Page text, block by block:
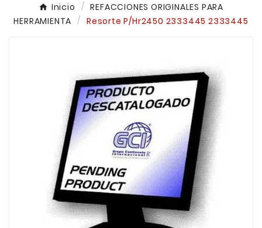
Inicio
REFACCIONES ORIGINALES PARA
HERRAMIENTA
Resorte P/Hr2450 2333445 2333445